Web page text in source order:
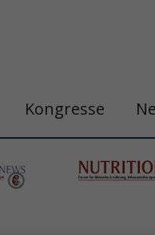
Kongresse